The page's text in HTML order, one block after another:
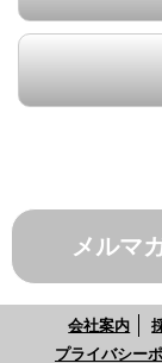
メルマ
会社案内
プライバシー